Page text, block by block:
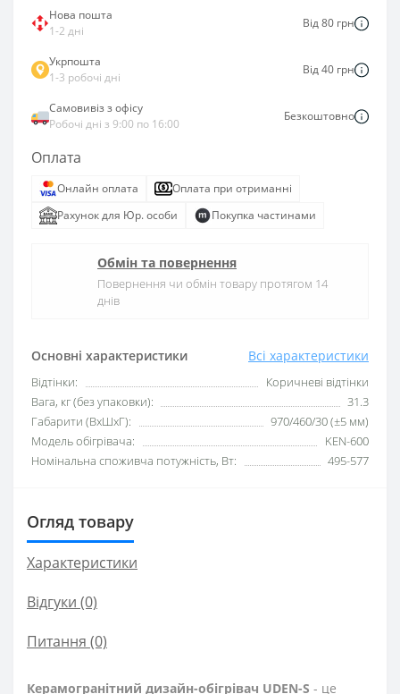
Основні характеристики Всі характеристики
Відтінки:
Коричневі відтінки
Вага, кг (без упаковки):
31.3
Габарити (ВхШхГ):
970/460/30 (±5 мм)
Модель обігрівача:
KEN-600
Номінальна споживча потужність, Вт:
495-577
Нова пошта
1-2 дні
Від 80 грн
Укрпошта
1-3 робочі дні
Від 40 грн
Самовивіз з офісу
Робочі дні з 9:00 по 16:00
Безкоштовно
Оплата
Онлайн оплата
Оплата при отриманні
Рахунок для Юр. особи
Покупка частинами
Обмін та повернення
Повернення чи обмін товару протягом 14
днів
Огляд товару
Характеристики
Відгуки (0)
Питання (0)
Керамогранітний дизайн-обігрівач UDEN-S - це